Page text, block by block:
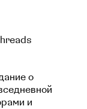
о
и